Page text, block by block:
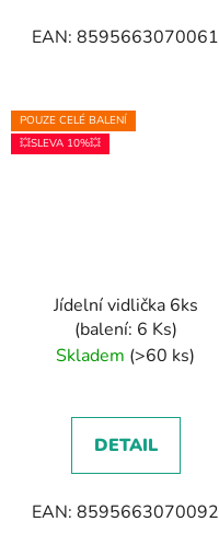
EAN: 8595663070061
POUZE CELÉ BALENÍ
💥SLEVA 10%💥
Jídelní vidlička 6ks
(balení: 6 Ks)
Skladem (>60 ks)
DETAIL
EAN: 8595663070092